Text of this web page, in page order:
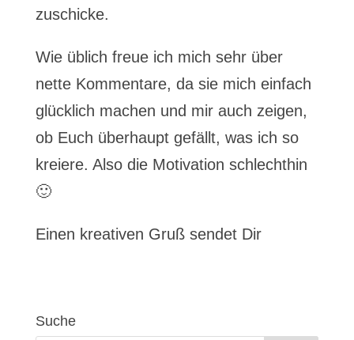
zuschicke.
Wie üblich freue ich mich sehr über
nette Kommentare, da sie mich einfach
glücklich machen und mir auch zeigen,
ob Euch überhaupt gefällt, was ich so
kreiere. Also die Motivation schlechthin
🙂
Einen kreativen Gruß sendet Dir
Suche